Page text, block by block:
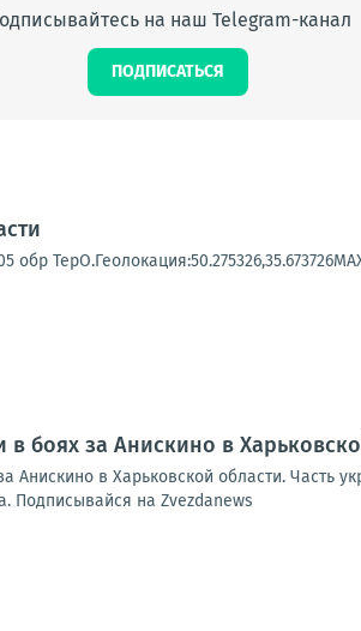
на наш Telegram-канал
ПОДПИСАТЬСЯ
боях за Анискино в
Анискино в Харьковской области. Часть
Подписывайся на Zvezdanews